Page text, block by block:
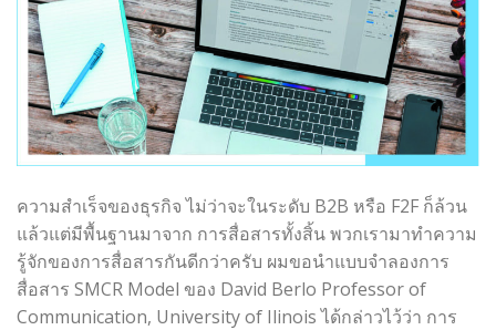
ความสำเร็จของธุรกิจ ไม่ว่าจะในระดับ B2B หรือ F2F ก็ล้วน
แล้วแต่มีพื้นฐานมาจาก การสื่อสารทั้งสิ้น พวกเรามาทำความ
รู้จักของการสื่อสารกันดีกว่าครับ ผมขอนำแบบจำลองการ
สื่อสาร SMCR Model ของ David Berlo Professor of
Communication, University of Ilinois ได้กล่าวไว้ว่า การ